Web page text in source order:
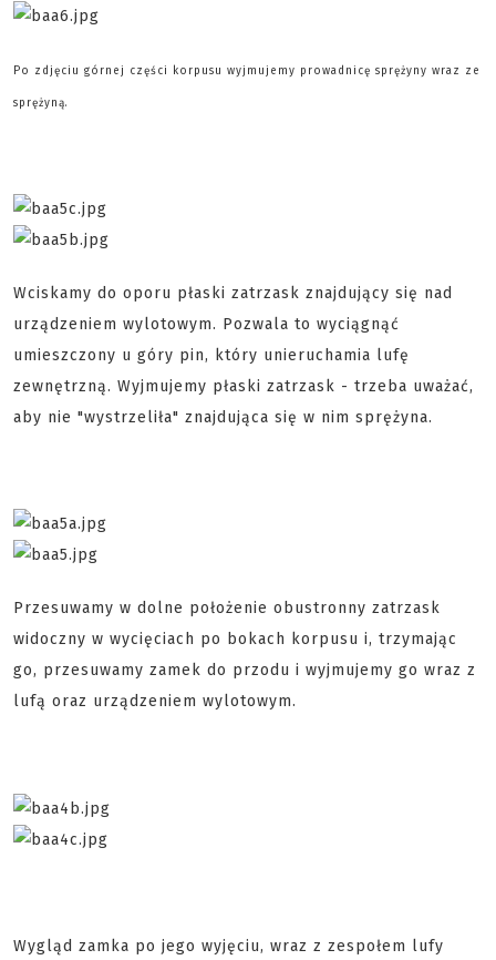
Po zdjęciu górnej części korpusu wyjmujemy prowadnicę sprężyny wraz ze
sprężyną.
Wciskamy do oporu płaski zatrzask znajdujący się nad
urządzeniem wylotowym. Pozwala to wyciągnąć
umieszczony u góry pin, który unieruchamia lufę
zewnętrzną. Wyjmujemy płaski zatrzask - trzeba uważać,
aby nie "wystrzeliła" znajdująca się w nim sprężyna.
Przesuwamy w dolne położenie obustronny zatrzask
widoczny w wycięciach po bokach korpusu i, trzymając
go, przesuwamy zamek do przodu i wyjmujemy go wraz z
lufą oraz urządzeniem wylotowym.
Wygląd zamka po jego wyjęciu, wraz z zespołem lufy